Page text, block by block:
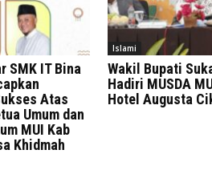
SMK IT Bina
Atas
Umum dan
MUI Kab
Khidmah
Islami
Wakil Bupati
Hadiri MUSDA
Hotel Augusta